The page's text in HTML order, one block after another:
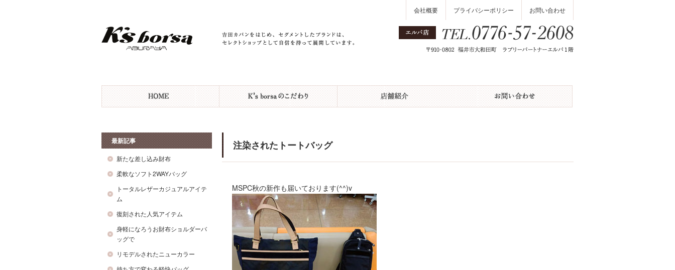
会社概要 プライバシーポリシー お問い合わせ
最新記事
新たな差し込み財布
柔軟なソフト2WAYバッグ
トータルレザーカジュアルアイテ
ム
復刻された人気アイテム
身軽になろうお財布ショルダーバ
ッグで
リモデルされたニューカラー
注染されたトートバッグ
MSPC秋の新作も届いております(^^)v